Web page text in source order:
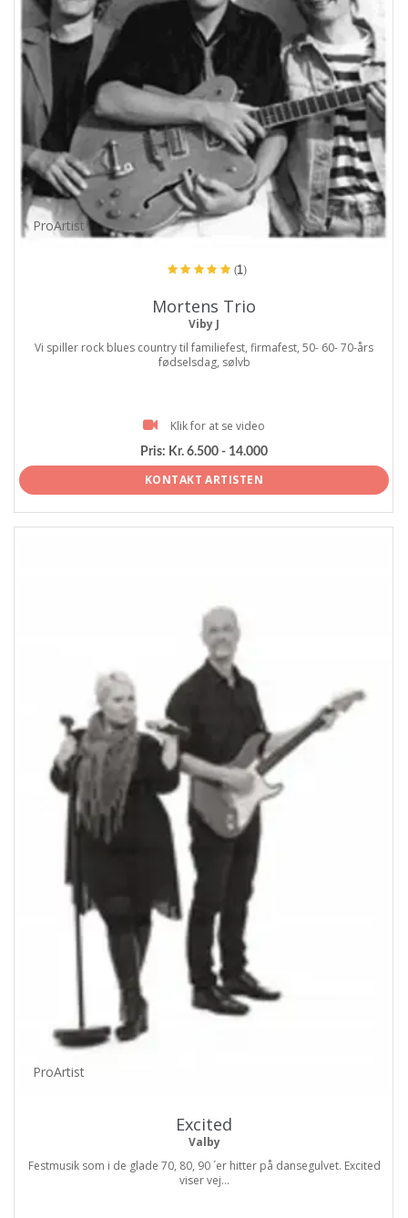
ProArtist
(1)
Mortens Trio
Viby J
Vi spiller rock blues country til familiefest, firmafest, 50- 60- 70-års
fødselsdag, sølvb
Klik for at se video
Pris: Kr. 6.500 - 14.000
KONTAKT ARTISTEN
ProArtist
Excited
Valby
Festmusik som i de glade 70, 80, 90 ´er hitter på dansegulvet. Excited
viser vej...